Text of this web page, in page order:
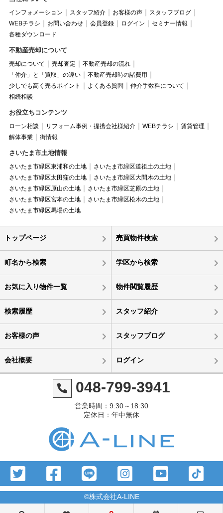
インフォメーション スタッフ紹介 お客様の声
スタッフブログ
WEBチラシ
お問い合わせ 会員登録 ログイン
セミナー情報
各種ダウンロード
不動産売却について
売却について 売却査定
不動産売却の流れ
「仲介」と「買取」の違い
不動産売却時の諸費用
少しでも高く売るポイント
よくある質問
仲介手数料について
相続相談
お役立ちコンテンツ
ローン相談 リフォーム事例・提携会社様紹介 WEBチラシ
賃貸管理
解体事業
街情報
さいたま市土地情報
さいたま市緑区東浦和の土地
さいたま市緑区道祖土の土地
さいたま市緑区太田窪の土地
さいたま市緑区大間木の土地
さいたま市緑区原山の土地
さいたま市緑区芝原の土地
さいたま市緑区宮本の土地
さいたま市緑区松木の土地
さいたま市緑区馬場の土地
トップページ 売買物件検索
町名から検索 学区から検索
お気に入り物件一覧 物件閲覧履歴
検索履歴 スタッフ紹介
お客様の声 スタッフブログ
会社概要 ログイン
048-799-3941
営業時間：9:30～18:30
定休日：年中無休
©株式会社A-LINE